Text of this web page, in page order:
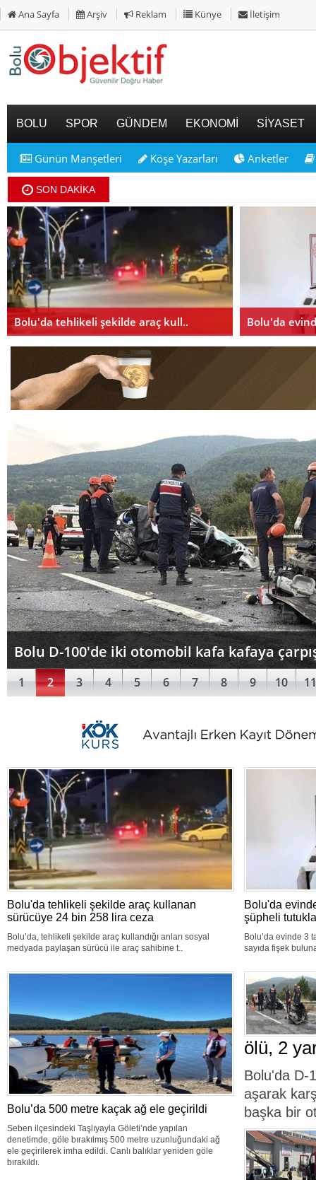
Ana Sayfa Arşiv Reklam Künye İletişim
BOLU SPOR GÜNDEM EKONOMİ SİYASET
Günün Manşetleri Köşe Yazarları Anketler
SON DAKİKA
Bolu'da tehlikeli şekilde araç kull.. Bolu'da
Bolu D-100'de iki otomobil kafa kafaya
1 2 3 4 5 6 7 8 9 10
Bolu'da tehlikeli şekilde araç kullanan
sürücüye 24 bin 258 lira ceza
Bolu’da, tehlikeli şekilde araç kullandığı anları sosyal
medyada paylaşan sürücü ile araç sahibine t..
Bolu'da
şüpheli
Bolu’da evinde 3
sayıda fişek
Bolu’da 500 metre kaçak ağ ele geçirildi
Seben ilçesindeki Taşlıyayla Göleti’nde yapılan
denetimde, göle bırakılmış 500 metre uzunluğundaki ağ
ele geçirilerek imha edildi. Canlı balıklar yeniden göle
bırakıldı.
ölü, 2
Bolu'da D-
aşarak
başka bir